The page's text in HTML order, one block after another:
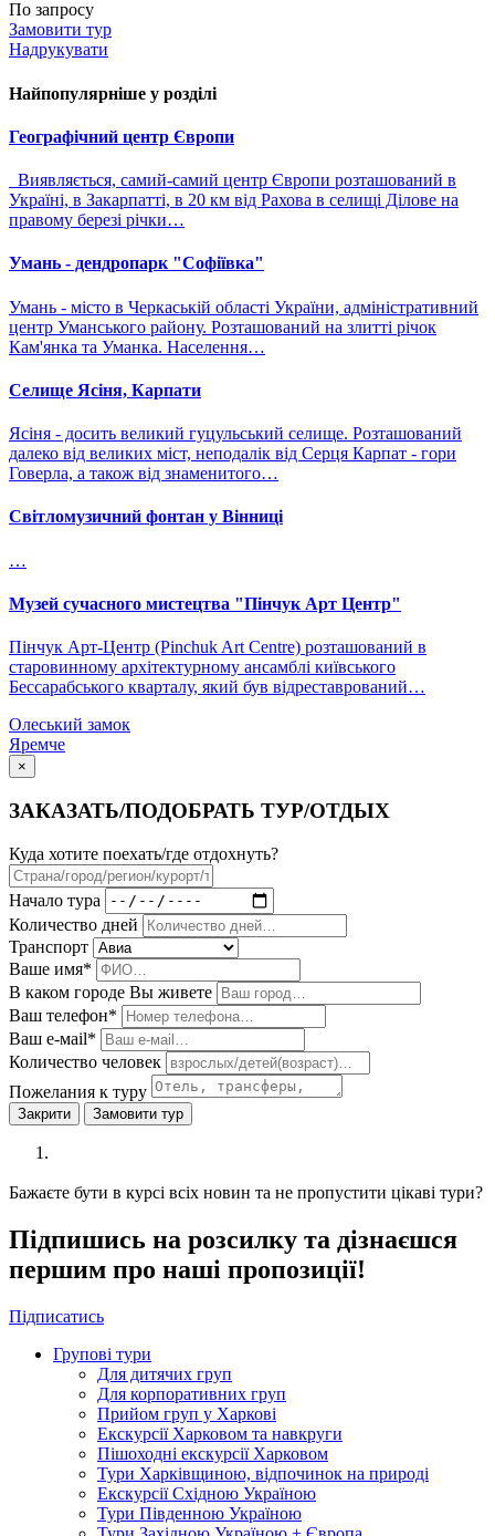
По запросу
Замовити тур
Надрукувати
Найпопулярніше у розділі
Географічний центр Європи
Виявляється, самий-самий центр Європи розташований в
Україні, в Закарпатті, в 20 км від Рахова в селищі Ділове на
правому березі річки…
Умань - дендропарк "Софіївка"
Умань - місто в Черкаській області України, адміністративний
центр Уманського району. Розташований на злитті річок
Кам'янка та Уманка. Населення…
Селище Ясіня, Карпати
Ясіня - досить великий гуцульський селище. Розташований
далеко від великих міст, неподалік від Серця Карпат - гори
Говерла, а також від знаменитого…
Світломузичний фонтан у Вінниці
…
Музей сучасного мистецтва "Пінчук Арт Центр"
Пінчук Арт-Центр (Pinchuk Art Centre) розташований в
старовинному архітектурному ансамблі київського
Бессарабського кварталу, який був відреставрований…
Олеський замок
Яремче
×
ЗАКАЗАТЬ/ПОДОБРАТЬ ТУР/ОТДЫХ
Куда хотите поехать/где отдохнуть?
Начало тура
Количество дней
Транспорт
Ваше имя*
В каком городе Вы живете
Ваш телефон*
Ваш е-мail*
Количество человек
Пожелания к туру
Закрити Замовити тур
Бажаєте бути в курсі всіх новин та не пропустити цікаві тури?
Підпишись на розсилку та дізнаєшся
першим про наші пропозиції!
Підписатись
Групові тури
Для дитячих груп
Для корпоративних груп
Прийом груп у Харкові
Екскурсії Харковом та навкруги
Пішоходні екскурсії Харковом
Тури Харківщиною, відпочинок на природі
Екскурсії Східною Україною
Тури Південною Україною